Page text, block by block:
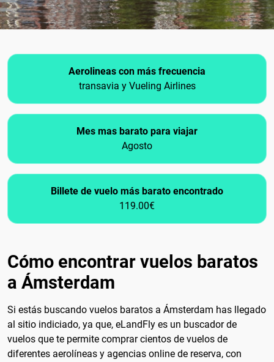
Aerolineas con más frecuencia
transavia y Vueling Airlines
Mes mas barato para viajar
Agosto
Billete de vuelo más barato encontrado
119.00€
Cómo encontrar vuelos baratos
a Ámsterdam
Si estás buscando vuelos baratos a Ámsterdam has llegado
al sitio indiciado, ya que, eLandFly es un buscador de
vuelos que te permite comprar cientos de vuelos de
diferentes aerolíneas y agencias online de reserva, con